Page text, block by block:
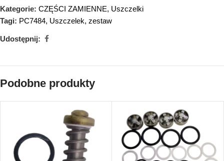
Kategorie: CZĘŚCI ZAMIENNE, Uszczelki
Tagi: PC7484, Uszczelek, zestaw
Udostępnij:
Podobne produkty